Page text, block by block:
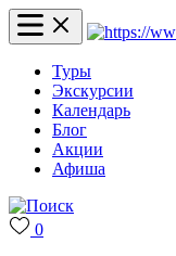
Туры
Экскурсии
Календарь
Блог
Акции
Афиша
0